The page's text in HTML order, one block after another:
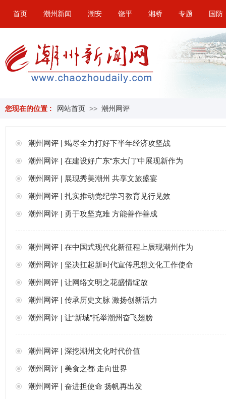
首页 潮州新闻 潮安 饶平 湘桥 专题 国防
您现在的位置 : 网站首页 >> 潮州网评
潮州网评 | 竭尽全力打好下半年经济攻坚战
潮州网评 | 在建设好广东“东大门”中展现新作为
潮州网评 | 展现秀美潮州 共享文旅盛宴
潮州网评 | 扎实推动党纪学习教育见行见效
潮州网评 | 勇于攻坚克难 方能善作善成
潮州网评 | 在中国式现代化新征程上展现潮州作为
潮州网评 | 坚决扛起新时代宣传思想文化工作使命
潮州网评 | 让网络文明之花盛情绽放
潮州网评 | 传承历史文脉 激扬创新活力
潮州网评 | 让“新城”托举潮州奋飞翅膀
潮州网评 | 深挖潮州文化时代价值
潮州网评 | 美食之都 走向世界
潮州网评 | 奋进担使命 扬帆再出发